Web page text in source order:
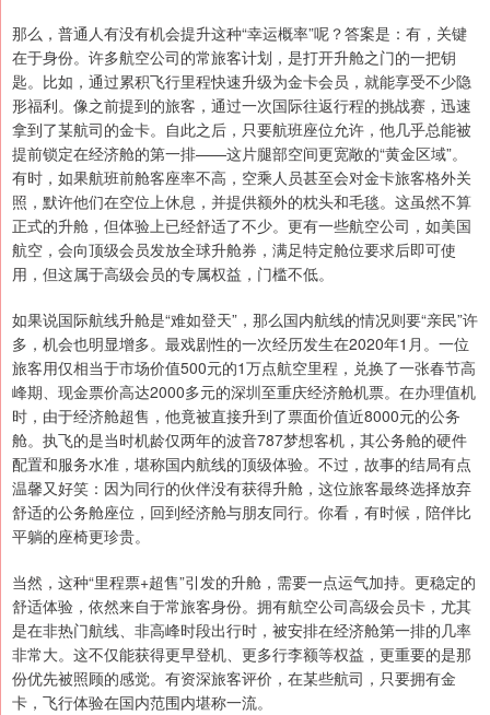
那么，普通人有没有机会提升这种“幸运概率”呢？答案是：有，关键
在于身份。许多航空公司的常旅客计划，是打开升舱之门的一把钥
匙。比如，通过累积飞行里程快速升级为金卡会员，就能享受不少隐
形福利。像之前提到的旅客，通过一次国际往返行程的挑战赛，迅速
拿到了某航司的金卡。自此之后，只要航班座位允许，他几乎总能被
提前锁定在经济舱的第一排——这片腿部空间更宽敞的“黄金区域”。
有时，如果航班前舱客座率不高，空乘人员甚至会对金卡旅客格外关
照，默许他们在空位上休息，并提供额外的枕头和毛毯。这虽然不算
正式的升舱，但体验上已经舒适了不少。更有一些航空公司，如美国
航空，会向顶级会员发放全球升舱券，满足特定舱位要求后即可使
用，但这属于高级会员的专属权益，门槛不低。
如果说国际航线升舱是“难如登天”，那么国内航线的情况则要“亲民”许
多，机会也明显增多。最戏剧性的一次经历发生在2020年1月。一位
旅客用仅相当于市场价值500元的1万点航空里程，兑换了一张春节高
峰期、现金票价高达2000多元的深圳至重庆经济舱机票。在办理值机
时，由于经济舱超售，他竟被直接升到了票面价值近8000元的公务
舱。执飞的是当时机龄仅两年的波音787梦想客机，其公务舱的硬件
配置和服务水准，堪称国内航线的顶级体验。不过，故事的结局有点
温馨又好笑：因为同行的伙伴没有获得升舱，这位旅客最终选择放弃
舒适的公务舱座位，回到经济舱与朋友同行。你看，有时候，陪伴比
平躺的座椅更珍贵。
当然，这种“里程票+超售”引发的升舱，需要一点运气加持。更稳定的
舒适体验，依然来自于常旅客身份。拥有航空公司高级会员卡，尤其
是在非热门航线、非高峰时段出行时，被安排在经济舱第一排的几率
非常大。这不仅能获得更早登机、更多行李额等权益，更重要的是那
份优先被照顾的感觉。有资深旅客评价，在某些航司，只要拥有金
卡，飞行体验在国内范围内堪称一流。